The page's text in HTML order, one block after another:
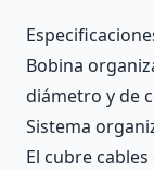
Description
Bobina
diámetro y de
Sistema
El cubre